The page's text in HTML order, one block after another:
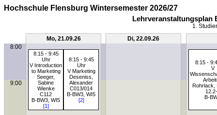
Hochschule Flensburg Wintersemester 2026/27
Lehrveranstaltungsplan
1.
Mo, 21.09.26
Di, 22.09.26
8:00
8:15 - 9:45
Uhr
V Introduction
to Marketing
Seeger,
Sabine
Wienke
C112
B-BW3, WI5
[1]
8:15 - 9:45
Uhr
V Marketing
Deseniss,
Alexander
C013/014
B-BW3, WI5
[2]
8:15 -
V
Rohrlack,
B-
9:00